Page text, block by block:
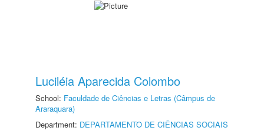
Luciléia Aparecida Colombo
School: Faculdade de Ciências e Letras (Câmpus de
Araraquara)
Department: DEPARTAMENTO DE CIÊNCIAS SOCIAIS